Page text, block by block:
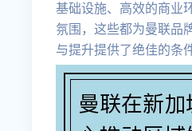
基础设施、高效的商业
氛围，这些都为曼联品
与提升提供了绝佳的条件